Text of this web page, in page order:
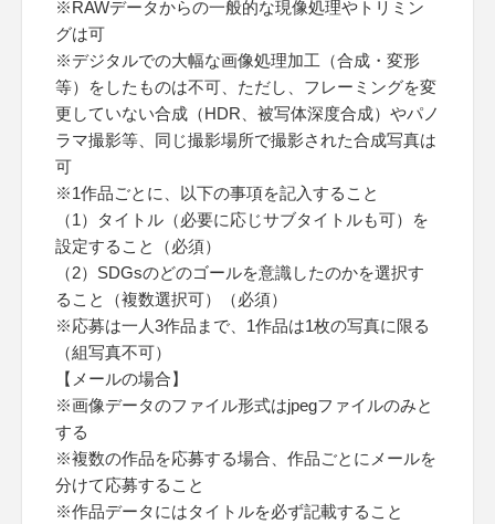
※RAWデータからの一般的な現像処理やトリミン
グは可
※デジタルでの大幅な画像処理加工（合成・変形
等）をしたものは不可、ただし、フレーミングを変
更していない合成（HDR、被写体深度合成）やパノ
ラマ撮影等、同じ撮影場所で撮影された合成写真は
可
※1作品ごとに、以下の事項を記入すること
（1）タイトル（必要に応じサブタイトルも可）を
設定すること（必須）
（2）SDGsのどのゴールを意識したのかを選択す
ること（複数選択可）（必須）
※応募は一人3作品まで、1作品は1枚の写真に限る
（組写真不可）
【メールの場合】
※画像データのファイル形式はjpegファイルのみと
する
※複数の作品を応募する場合、作品ごとにメールを
分けて応募すること
※作品データにはタイトルを必ず記載すること